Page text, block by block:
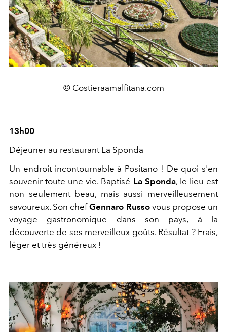
© Costieraamalfitana.com
13h00
Déjeuner au restaurant La Sponda
Un endroit incontournable à Positano ! De quoi s'en
souvenir toute une vie. Baptisé La Sponda, le lieu est
non seulement beau, mais aussi merveilleusement
savoureux. Son chefGennaro Russovous propose un
voyage gastronomique dans son pays, à la
découverte de ses merveilleux goûts. Résultat ? Frais,
léger et très généreux !